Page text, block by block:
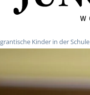
Kinder in der